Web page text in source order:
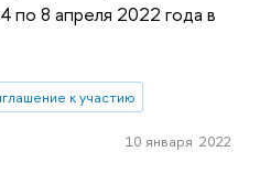
по 8 апреля 2022 года в
к участию
10 января 2022